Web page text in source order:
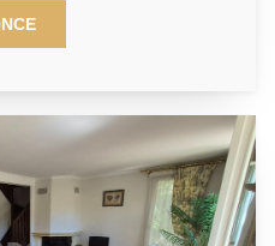
profiterez d'un séjour de
terrasse et jardin sans
nécessite aucun
permettront de vous
d'un espace verdoyant. A
votre petite famille.